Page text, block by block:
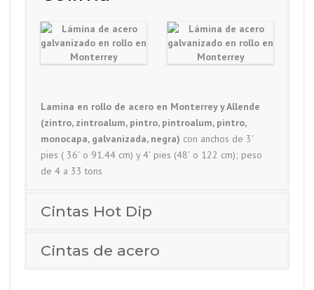
Lamina en rollo de acero en Monterrey y Allende
(zintro, zintroalum, pintro, pintroalum, pintro,
monocapa, galvanizada, negra) con anchos de 3′
pies ( 36′ o 91.44 cm) y 4′ pies (48′ o 122 cm); peso
de 4 a 33 tons
Cintas Hot Dip
Cintas de acero